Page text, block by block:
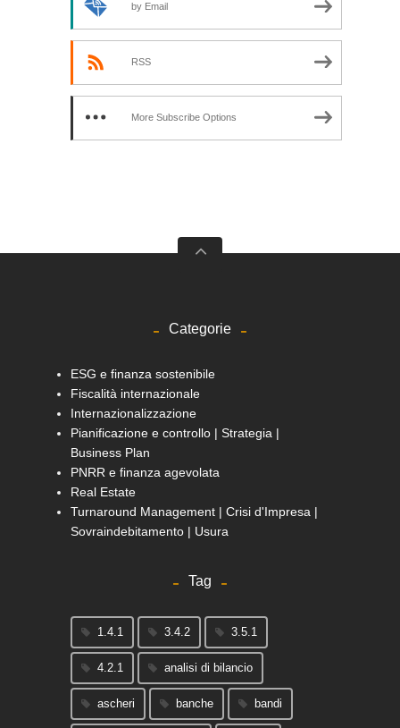
by Email
RSS
More Subscribe Options
Categorie
ESG e finanza sostenibile
Fiscalità internazionale
Internazionalizzazione
Pianificazione e controllo | Strategia |
Business Plan
PNRR e finanza agevolata
Real Estate
Turnaround Management | Crisi d'Impresa |
Sovraindebitamento | Usura
Tag
1.4.1 3.4.2 3.5.1
4.2.1 analisi di bilancio
ascheri banche bandi